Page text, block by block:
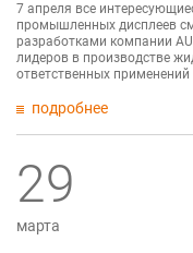
7 апреля все
промышленных дисплеев
разработками компании
лидеров в производстве
ответственных
подробнее
29
марта